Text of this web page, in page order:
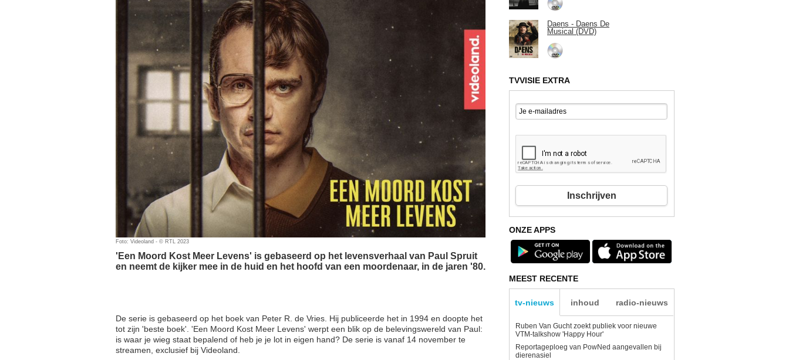
Foto: Videoland - © RTL 2023
'Een Moord Kost Meer Levens' is gebaseerd op het levensverhaal van Paul Spruit
en neemt de kijker mee in de huid en het hoofd van een moordenaar, in de jaren '80.
De serie is gebaseerd op het boek van Peter R. de Vries. Hij publiceerde het in 1994 en doopte het
tot zijn 'beste boek'. 'Een Moord Kost Meer Levens' werpt een blik op de belevingswereld van Paul:
is waar je wieg staat bepalend of heb je je lot in eigen hand? De serie is vanaf 14 november te
streamen, exclusief bij Videoland.
Daens - Daens De
Musical (DVD)
TVVISIE EXTRA
Inschrijven
ONZE APPS
MEEST RECENTE
tv-nieuws inhoud radio-nieuws
Ruben Van Gucht zoekt publiek voor nieuwe
VTM-talkshow 'Happy Hour'
Reportageploeg van PowNed aangevallen bij
dierenasiel